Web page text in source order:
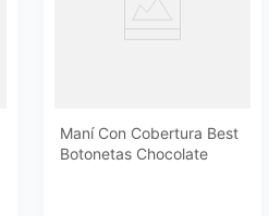
Maní Con Cobertura Best
Botonetas Chocolate